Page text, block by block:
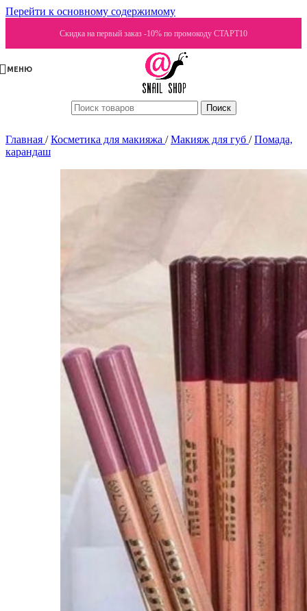
Перейти к основному содержимому
Скидка на первый заказ -10% по промокоду СТАРТ10
МЕНЮ
Поиск
Главная / Косметика для макияжа / Макияж для губ / Помада,
карандаш